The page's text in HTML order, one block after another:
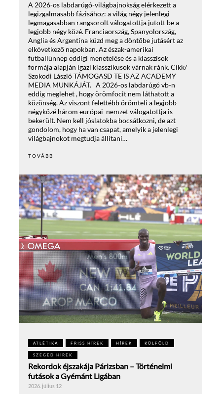
A 2026-os labdarúgó-világbajnokság elérkezett a
legizgalmasabb fázisához: a világ négy jelenlegi
legmagasabban rangsorolt válogatottja jutott be a
legjobb négy közé. Franciaország, Spanyolország,
Anglia és Argentína küzd meg a döntőbe jutásért az
elkövetkező napokban. Az észak-amerikai
futballünnep eddigi menetelése és a klasszisok
formája alapján igazi klasszikusok várnak ránk. Cikk/
Szokodi László TÁMOGASD TE IS AZ ACADEMY
MEDIA MUNKÁJÁT. A 2026-os labdarúgó vb-n
eddig meglehet , hogy örömfocit nem láthatott a
közönség. Az viszont felettébb örömteli a legjobb
négyközé három európai nemzet válogatottja is
bekerült. Nem kell jóslatokba bocsátkozni, de azt
gondolom, hogy ha van csapat, amelyik a jelenlegi
világbajnokot megtudja állítani…
TOVÁBB
ATLÉTIKA FRISS HÍREK HÍREK KÜLFÖLD
SZEGED HÍREK
Rekordok éjszakája Párizsban – Történelmi
futások a Gyémánt Ligában
2026. július 12